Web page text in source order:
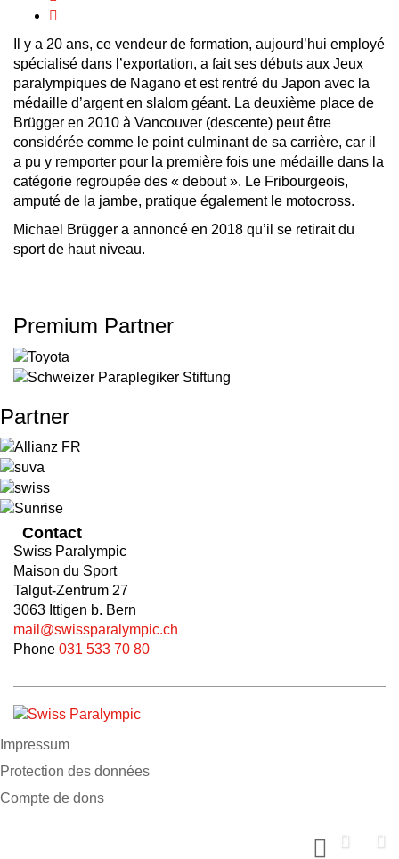
Il y a 20 ans, ce vendeur de formation, aujourd’hui employé
spécialisé dans l’exportation, a fait ses débuts aux Jeux
paralympiques de Nagano et est rentré du Japon avec la
médaille d’argent en slalom géant. La deuxième place de
Brügger en 2010 à Vancouver (descente) peut être
considérée comme le point culminant de sa carrière, car il
a pu y remporter pour la première fois une médaille dans la
catégorie regroupée des « debout ». Le Fribourgeois,
amputé de la jambe, pratique également le motocross.
Michael Brügger a annoncé en 2018 qu’il se retirait du
sport de haut niveau.
Premium Partner
Partner
Contact
Swiss Paralympic
Maison du Sport
Talgut-Zentrum 27
3063 Ittigen b. Bern
mail@swissparalympic.ch
Phone 031 533 70 80
Impressum
Protection des données
Compte de dons